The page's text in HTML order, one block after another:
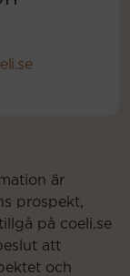
är
prospekt,
på coeli.se
att
och